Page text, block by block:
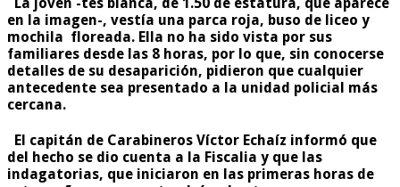
en la imagen-, vestía una parca roja, buso de liceo y
mochila floreada. Ella no ha sido vista por sus
familiares desde las 8 horas, por lo que, sin conocerse
detalles de su desaparición, pidieron que cualquier
antecedente sea presentado a la unidad policial más
cercana.
El capitán de Carabineros Víctor Echaíz informó que
del hecho se dio cuenta a la Fiscalia y que las
indagatorias, que iniciaron en las primeras horas de